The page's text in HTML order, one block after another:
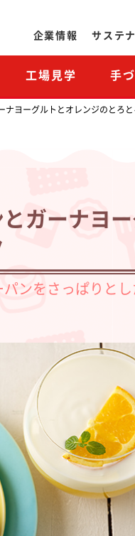
企業情報
サステ
工場見学 手
ナヨーグルトとオレンジのとろ
ガーナヨ
ンをさっぱりと